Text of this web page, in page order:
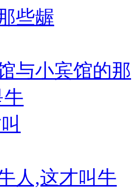
与小宾馆的那
人,这才叫牛